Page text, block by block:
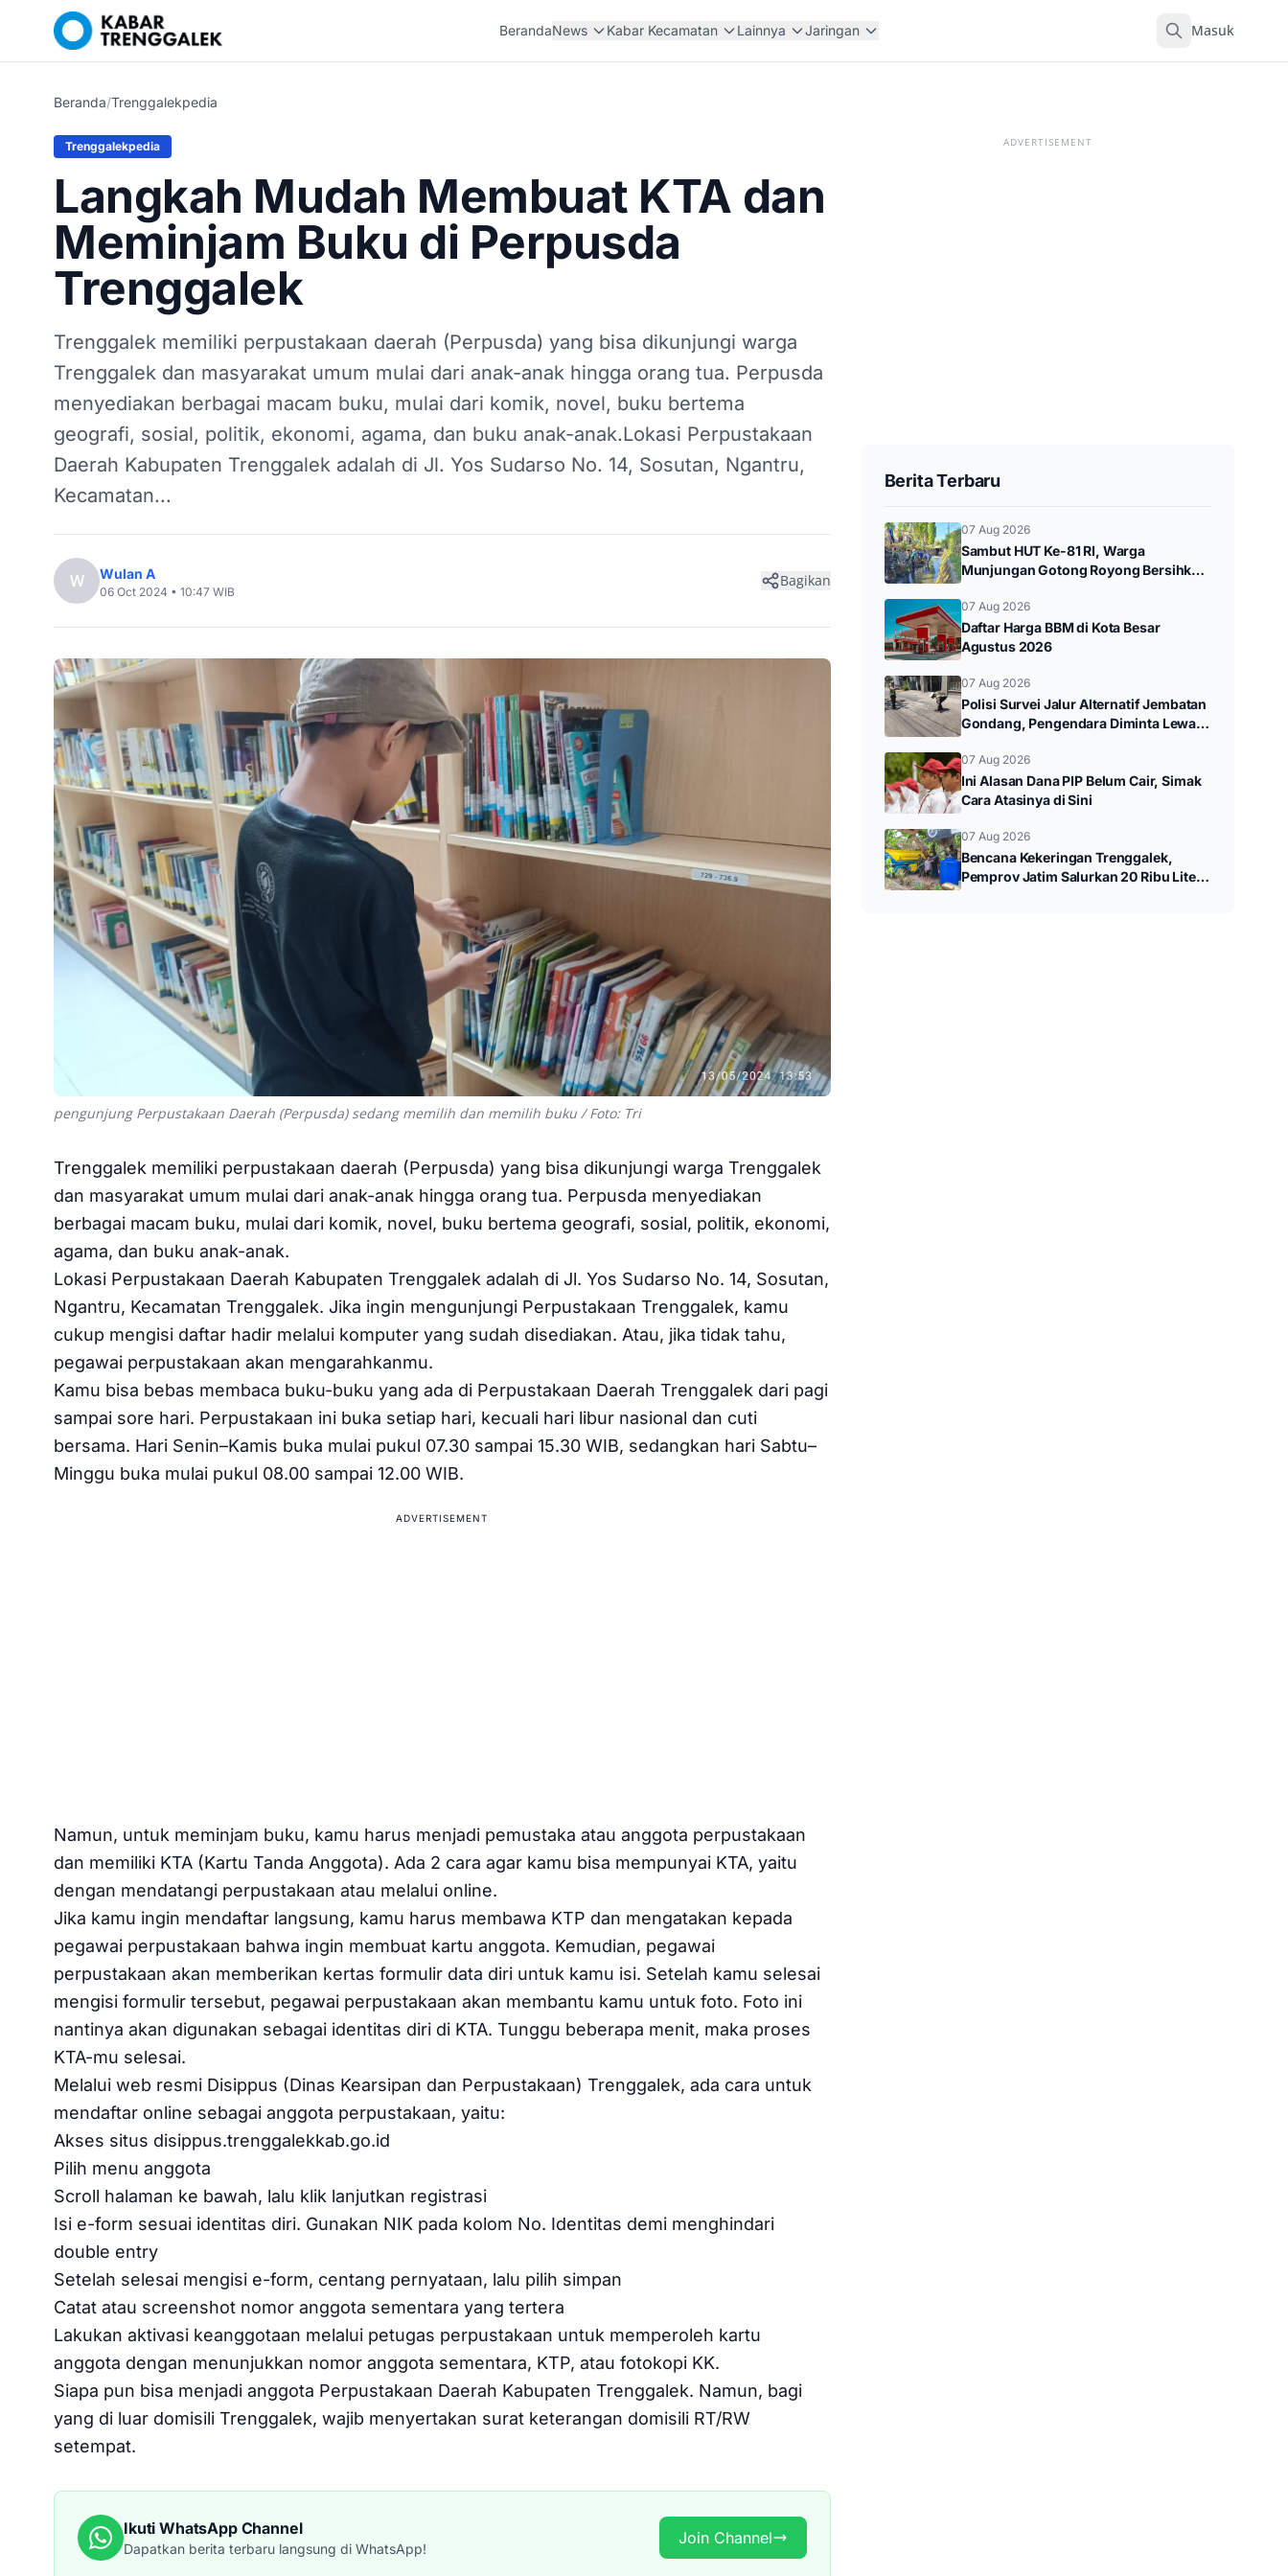
BerandaNews Kabar Kecamatan Lainnya Jaringan Masuk
Beranda/Trenggalekpedia
Trenggalekpedia
Langkah Mudah Membuat KTA dan
Meminjam Buku di Perpusda
Trenggalek
Trenggalek memiliki perpustakaan daerah (Perpusda) yang bisa dikunjungi warga
Trenggalek dan masyarakat umum mulai dari anak-anak hingga orang tua. Perpusda
menyediakan berbagai macam buku, mulai dari komik, novel, buku bertema
geografi, sosial, politik, ekonomi, agama, dan buku anak-anak.Lokasi Perpustakaan
Daerah Kabupaten Trenggalek adalah di Jl. Yos Sudarso No. 14, Sosutan, Ngantru,
Kecamatan...
W Wulan A
06 Oct 2024 • 10:47 WIB
Bagikan
pengunjung Perpustakaan Daerah (Perpusda) sedang memilih dan memilih buku / Foto: Tri
Trenggalek memiliki perpustakaan daerah (Perpusda) yang bisa dikunjungi warga Trenggalek
dan masyarakat umum mulai dari anak-anak hingga orang tua. Perpusda menyediakan
berbagai macam buku, mulai dari komik, novel, buku bertema geografi, sosial, politik, ekonomi,
agama, dan buku anak-anak.
Lokasi Perpustakaan Daerah Kabupaten Trenggalek adalah di Jl. Yos Sudarso No. 14, Sosutan,
Ngantru, Kecamatan Trenggalek. Jika ingin mengunjungi Perpustakaan Trenggalek, kamu
cukup mengisi daftar hadir melalui komputer yang sudah disediakan. Atau, jika tidak tahu,
pegawai perpustakaan akan mengarahkanmu.
Kamu bisa bebas membaca buku-buku yang ada di Perpustakaan Daerah Trenggalek dari pagi
sampai sore hari. Perpustakaan ini buka setiap hari, kecuali hari libur nasional dan cuti
bersama. Hari Senin–Kamis buka mulai pukul 07.30 sampai 15.30 WIB, sedangkan hari Sabtu–
Minggu buka mulai pukul 08.00 sampai 12.00 WIB.
ADVERTISEMENT
Namun, untuk meminjam buku, kamu harus menjadi pemustaka atau anggota perpustakaan
dan memiliki KTA (Kartu Tanda Anggota). Ada 2 cara agar kamu bisa mempunyai KTA, yaitu
dengan mendatangi perpustakaan atau melalui online.
Jika kamu ingin mendaftar langsung, kamu harus membawa KTP dan mengatakan kepada
pegawai perpustakaan bahwa ingin membuat kartu anggota. Kemudian, pegawai
perpustakaan akan memberikan kertas formulir data diri untuk kamu isi. Setelah kamu selesai
mengisi formulir tersebut, pegawai perpustakaan akan membantu kamu untuk foto. Foto ini
nantinya akan digunakan sebagai identitas diri di KTA. Tunggu beberapa menit, maka proses
KTA-mu selesai.
Melalui web resmi Disippus (Dinas Kearsipan dan Perpustakaan) Trenggalek, ada cara untuk
mendaftar online sebagai anggota perpustakaan, yaitu:
Akses situs disippus.trenggalekkab.go.id
Pilih menu anggota
Scroll halaman ke bawah, lalu klik lanjutkan registrasi
Isi e-form sesuai identitas diri. Gunakan NIK pada kolom No. Identitas demi menghindari
double entry
Setelah selesai mengisi e-form, centang pernyataan, lalu pilih simpan
Catat atau screenshot nomor anggota sementara yang tertera
Lakukan aktivasi keanggotaan melalui petugas perpustakaan untuk memperoleh kartu
anggota dengan menunjukkan nomor anggota sementara, KTP, atau fotokopi KK.
Siapa pun bisa menjadi anggota Perpustakaan Daerah Kabupaten Trenggalek. Namun, bagi
yang di luar domisili Trenggalek, wajib menyertakan surat keterangan domisili RT/RW
setempat.
Ikuti WhatsApp Channel
Dapatkan berita terbaru langsung di WhatsApp!
Join Channel
ADVERTISEMENT
Berita Terbaru
07 Aug 2026
Sambut HUT Ke-81 RI, Warga
Munjungan Gotong Royong Bersihkan
07 Aug 2026
Daftar Harga BBM di Kota Besar
Agustus 2026
07 Aug 2026
Polisi Survei Jalur Alternatif Jembatan
Gondang, Pengendara Diminta Lewat
07 Aug 2026
Ini Alasan Dana PIP Belum Cair, Simak
Cara Atasinya di Sini
07 Aug 2026
Bencana Kekeringan Trenggalek,
Pemprov Jatim Salurkan 20 Ribu Liter